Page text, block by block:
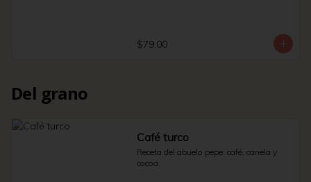
$79.00
Del grano
Café turco
Receta del abuelo pepe: café, canela y
cocoa.